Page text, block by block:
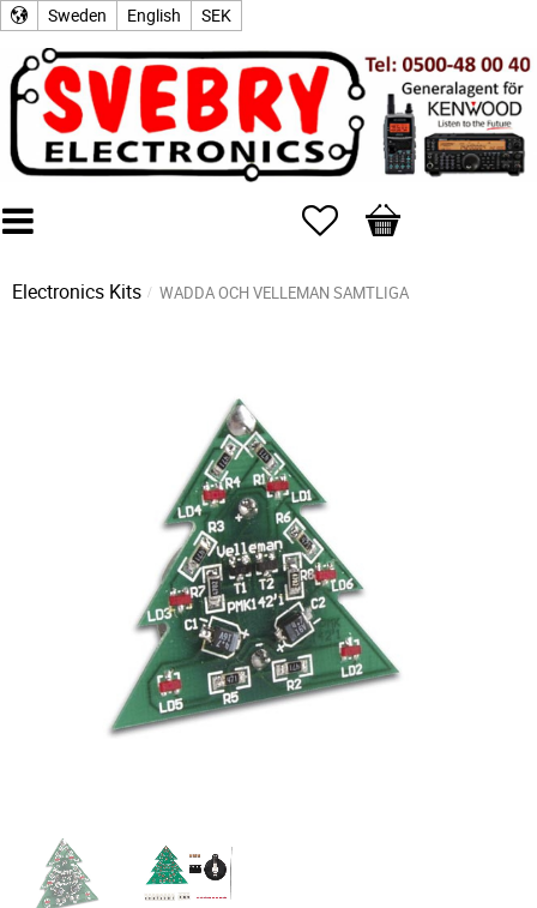
Sweden English SEK
Favorites
Basket
Electronics Kits WADDA OCH VELLEMAN SAMTLIGA